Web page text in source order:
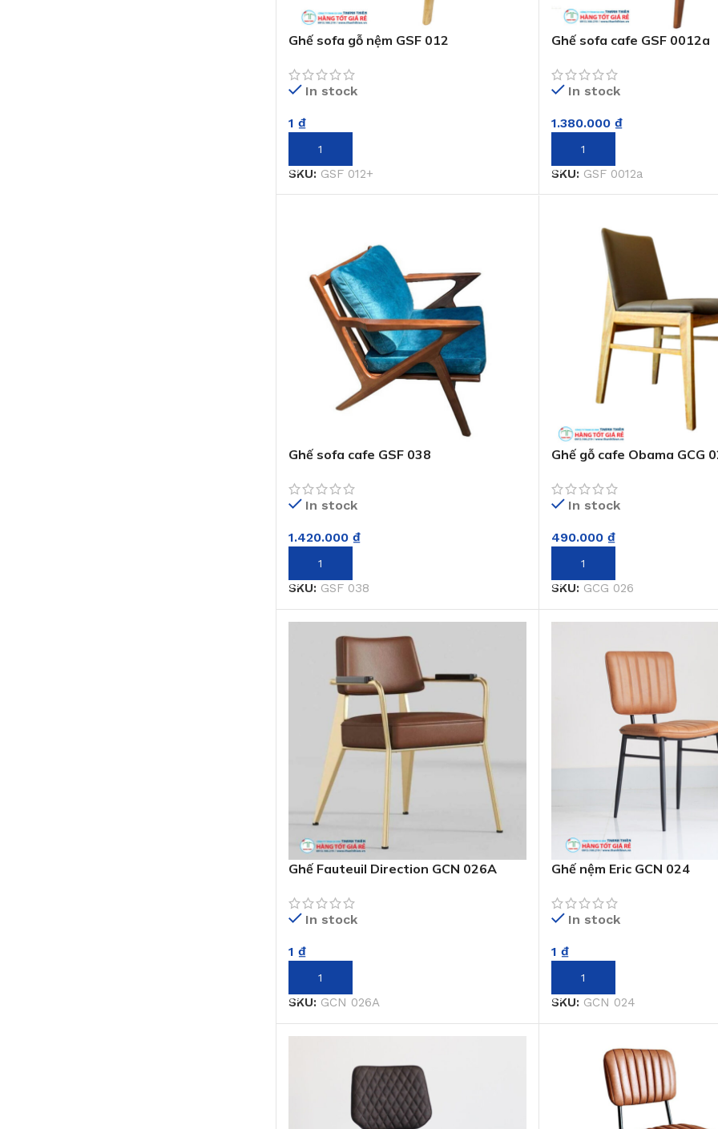
Ghế sofa gỗ nệm GSF 012
In stock
1 ₫
THÊM VÀO GIỎ HÀNG
SKU: GSF 012+
Ghế sofa cafe GSF 0012a
In stock
1.380.000 ₫
THÊM VÀO GIỎ HÀNG
SKU: GSF 0012a
Ghế sofa cafe GSF 038
In stock
1.420.000 ₫
THÊM VÀO GIỎ HÀNG
SKU: GSF 038
Ghế gỗ cafe Obama GCG
In stock
490.000 ₫
THÊM VÀO GIỎ HÀNG
SKU: GCG 026
Ghế Fauteuil Direction GCN 026A
In stock
1 ₫
THÊM VÀO GIỎ HÀNG
SKU: GCN 026A
Ghế nệm Eric GCN 024
In stock
1 ₫
THÊM VÀO GIỎ HÀNG
SKU: GCN 024